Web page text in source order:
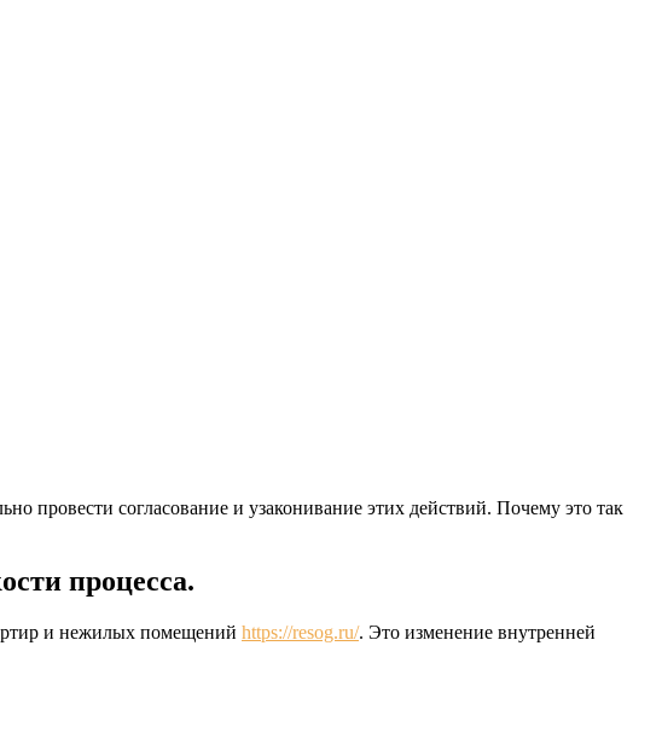
провести согласование и узаконивание этих действий. Почему это так
процесса.
и нежилых помещений https://resog.ru/. Это изменение внутренней